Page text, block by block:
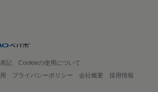
記
Cookieの使用について
プライバシーポリシー 会社概要
採用情報